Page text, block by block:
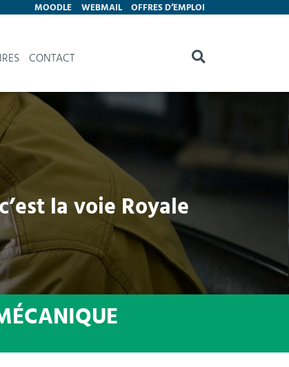
MOODLE WEBMAIL OFFRES D’EMPLOI
CONTACT